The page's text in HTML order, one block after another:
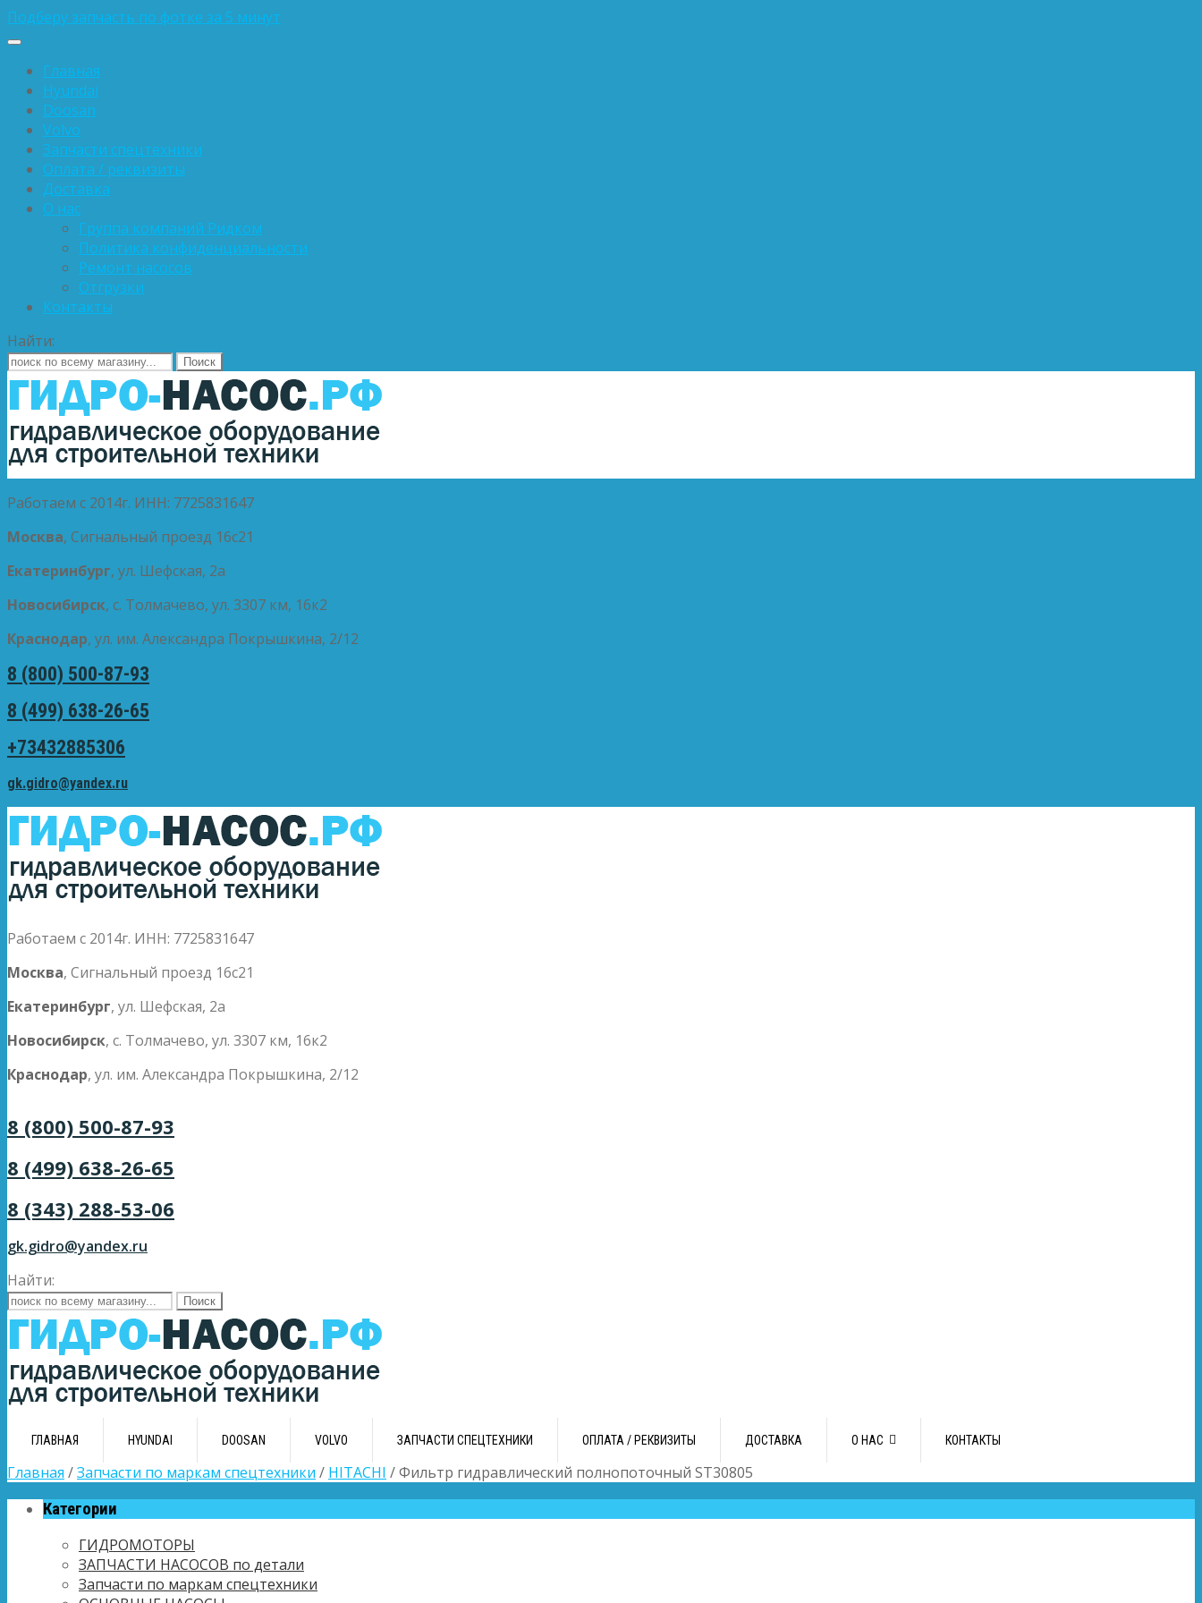
Подберу запчасть по фотке за 5 минут
Главная
Hyundai
Doosan
Volvo
Запчасти спецтехники
Оплата / реквизиты
Доставка
О нас
Группа компаний Ридком
Политика конфиденциальности
Ремонт насосов
Отгрузки
Контакты
Найти:
Работаем с 2014г. ИНН: 7725831647
Москва, Сигнальный проезд 16с21
Екатеринбург, ул. Шефская, 2а
Новосибирск, с. Толмачево, ул. 3307 км, 16к2
Краснодар, ул. им. Александра Покрышкина, 2/12
8 (800) 500-87-93
8 (499) 638-26-65
+73432885306
gk.gidro@yandex.ru
Работаем с 2014г. ИНН: 7725831647
Москва, Сигнальный проезд 16с21
Екатеринбург, ул. Шефская, 2а
Новосибирск, с. Толмачево, ул. 3307 км, 16к2
Краснодар, ул. им. Александра Покрышкина, 2/12
8 (800) 500-87-93
8 (499) 638-26-65
8 (343) 288-53-06
gk.gidro@yandex.ru
Найти:
ГЛАВНАЯ HYUNDAI DOOSAN VOLVO ЗАПЧАСТИ СПЕЦТЕХНИКИ ОПЛАТА / РЕКВИЗИТЫ ДОСТАВКА О НАС КОНТАКТЫ
Главная /Запчасти по маркам спецтехники / HITACHI / Фильтр гидравлический полнопоточный ST30805
Категории
ГИДРОМОТОРЫ
ЗАПЧАСТИ НАСОСОВ по детали
Запчасти по маркам спецтехники